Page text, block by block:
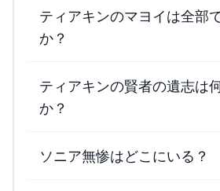
ティアキンのマヨイは全部
か？
ティアキンの賢者の遺志は
か？
ソニア無惨はどこにいる？